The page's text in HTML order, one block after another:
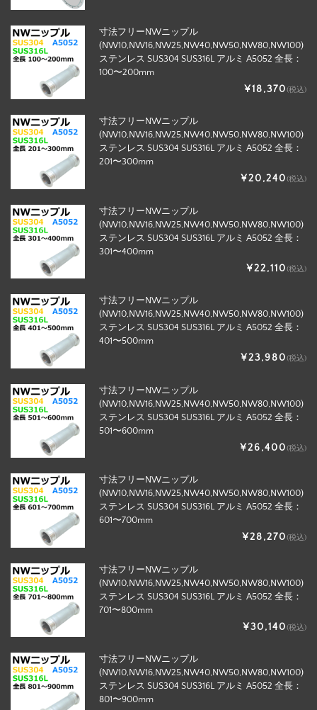
寸法フリーNWニップル
(NW10,NW16,NW25,NW40,NW50,NW80,NW100)
ステンレス SUS304 SUS316L アルミ A5052 全長：
100〜200mm
¥18,370(税込)
寸法フリーNWニップル
(NW10,NW16,NW25,NW40,NW50,NW80,NW100)
ステンレス SUS304 SUS316L アルミ A5052 全長：
201〜300mm
¥20,240(税込)
寸法フリーNWニップル
(NW10,NW16,NW25,NW40,NW50,NW80,NW100)
ステンレス SUS304 SUS316L アルミ A5052 全長：
301〜400mm
¥22,110(税込)
寸法フリーNWニップル
(NW10,NW16,NW25,NW40,NW50,NW80,NW100)
ステンレス SUS304 SUS316L アルミ A5052 全長：
401〜500mm
¥23,980(税込)
寸法フリーNWニップル
(NW10,NW16,NW25,NW40,NW50,NW80,NW100)
ステンレス SUS304 SUS316L アルミ A5052 全長：
501〜600mm
¥26,400(税込)
寸法フリーNWニップル
(NW10,NW16,NW25,NW40,NW50,NW80,NW100)
ステンレス SUS304 SUS316L アルミ A5052 全長：
601〜700mm
¥28,270(税込)
寸法フリーNWニップル
(NW10,NW16,NW25,NW40,NW50,NW80,NW100)
ステンレス SUS304 SUS316L アルミ A5052 全長：
701〜800mm
¥30,140(税込)
寸法フリーNWニップル
(NW10,NW16,NW25,NW40,NW50,NW80,NW100)
ステンレス SUS304 SUS316L アルミ A5052 全長：
801〜900mm